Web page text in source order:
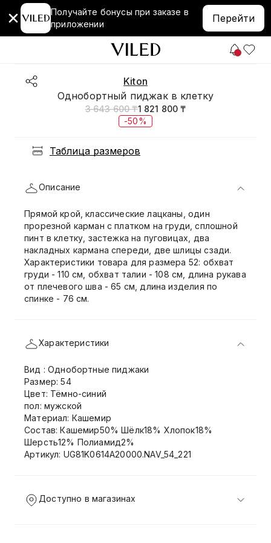
Получайте бонусы при заказе в
приложении
Перейти
Kiton
Однобортный пиджак в клетку
3 643 600 ₸1 821 800 ₸
-50%
Таблица размеров
Описание
Прямой крой, классические лацканы, один
прорезной карман с платком на груди, сплошной
пинт в клетку, застежка на пуговицах, два
накладных кармана спереди, две шлицы сзади.
Характеристики товара для размера 52: обхват
груди - 110 см, обхват талии - 108 см, длина рукава
от плечевого шва - 65 см, длина изделия по
спинке - 76 см.
Характеристики
Вид : Однобортные пиджаки
Размер: 54
Цвет: Тёмно-синий
пол: мужской
Материал: Кашемир
Состав: Кашемир50% Шёлк18% Хлопок18%
Шерсть12% Полиамид2%
Артикул: UG81K0614A20000.NAV_54_221
Доступно в магазинах